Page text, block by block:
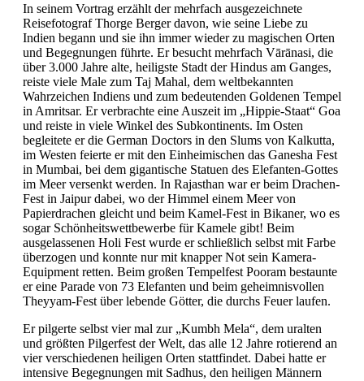
In seinem Vortrag erzählt der mehrfach ausgezeichnete
Reisefotograf Thorge Berger davon, wie seine Liebe zu
Indien begann und sie ihn immer wieder zu magischen Orten
und Begegnungen führte. Er besucht mehrfach Vārānasi, die
über 3.000 Jahre alte, heiligste Stadt der Hindus am Ganges,
reiste viele Male zum Taj Mahal, dem weltbekannten
Wahrzeichen Indiens und zum bedeutenden Goldenen Tempel
in Amritsar. Er verbrachte eine Auszeit im „Hippie-Staat“ Goa
und reiste in viele Winkel des Subkontinents. Im Osten
begleitete er die German Doctors in den Slums von Kalkutta,
im Westen feierte er mit den Einheimischen das Ganesha Fest
in Mumbai, bei dem gigantische Statuen des Elefanten-Gottes
im Meer versenkt werden. In Rajasthan war er beim Drachen-
Fest in Jaipur dabei, wo der Himmel einem Meer von
Papierdrachen gleicht und beim Kamel-Fest in Bikaner, wo es
sogar Schönheitswettbewerbe für Kamele gibt! Beim
ausgelassenen Holi Fest wurde er schließlich selbst mit Farbe
überzogen und konnte nur mit knapper Not sein Kamera-
Equipment retten. Beim großen Tempelfest Pooram bestaunte
er eine Parade von 73 Elefanten und beim geheimnisvollen
Theyyam-Fest über lebende Götter, die durchs Feuer laufen.
Er pilgerte selbst vier mal zur „Kumbh Mela“, dem uralten
und größten Pilgerfest der Welt, das alle 12 Jahre rotierend an
vier verschiedenen heiligen Orten stattfindet. Dabei hatte er
intensive Begegnungen mit Sadhus, den heiligen Männern